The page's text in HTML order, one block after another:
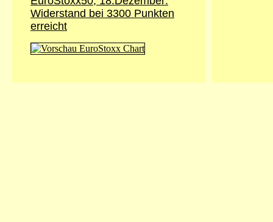
Widerstand bei 3300 Punkten
erreicht